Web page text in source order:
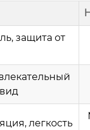
защита от
легкость